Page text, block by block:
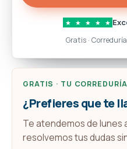
★ ★ ★ ★ ★
Gratis ·
GRATIS · TU CORREDURÍA
¿Prefieres que te
Te atendemos de lunes
resolvemos tus dudas